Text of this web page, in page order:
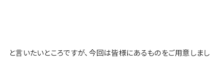
と言いたいところですが、今回は皆様にあるものをご用意しまし